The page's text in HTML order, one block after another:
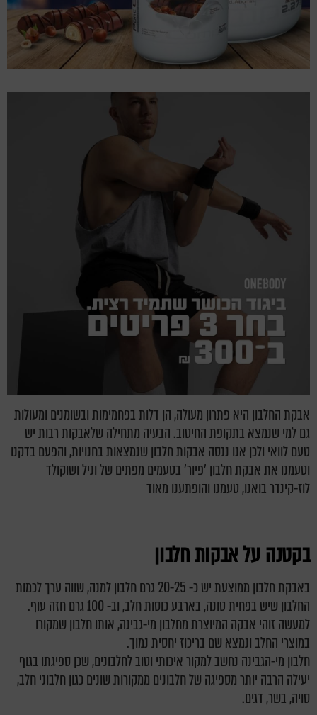
אבקת החלבון היא פתרון מעולה, הן דלות בפחמימות ובשומנים ומעולות
גם למי שנמצא בתקופת החיטוב. הבעיה מתחילה שלאבקות רבות יש
טעם לוואי ולכן אנו ננסה אבקות חלבון שנמצאות בחנויות, והפעם בדקנו
וטעמנו את אבקת חלבון 'פיור' בטעמים מפתים של וניל ושוקולד
לוז-קינדר בואנו, טעמנו והופתענו מאוד
בקטנה על אבקות חלבון
באבקת חלבון ממוצעת יש כ- 20-25 גרם חלבון למנה, שווה ערך לכמות
החלבון שיש בפחית טונה, בארבע כוסות חלב, וב- 100 גרם חזה עוף.
למעשה זוהי אבקה המיוצרת מחלבון מי-גבינה, אותו חלבון שמקורו
במוצרי החלב ונמצא שם בריכוז יחסית נמוך.
חלבון מי-הגבינה נחשב למקור איכותי וטוב לחלבונים, שכן ספיגתו בגוף
יעילה הרבה יותר מספיגה של חלבונים ממקורות שונים כגון חלבוני חלב,
סויה, בשר, דגים.